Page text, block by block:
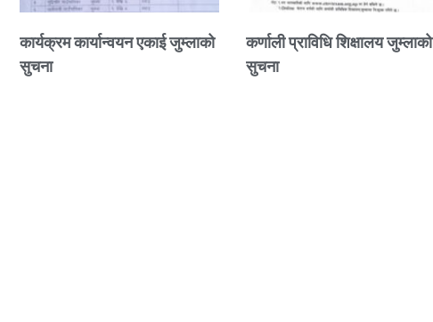
कार्यक्रम कार्यान्वयन एकाई जुम्लाको
सुचना
कर्णाली प्राविधि शिक्षालय जुम्लाको
सुचना